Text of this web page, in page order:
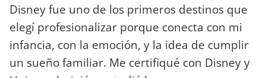
Disney fue uno de los primeros destinos que
elegí profesionalizar porque conecta con mi
infancia, con la emoción, y la idea de cumplir
un sueño familiar. Me certifiqué con Disney y